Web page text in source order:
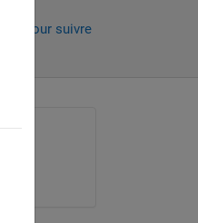
pour suivre